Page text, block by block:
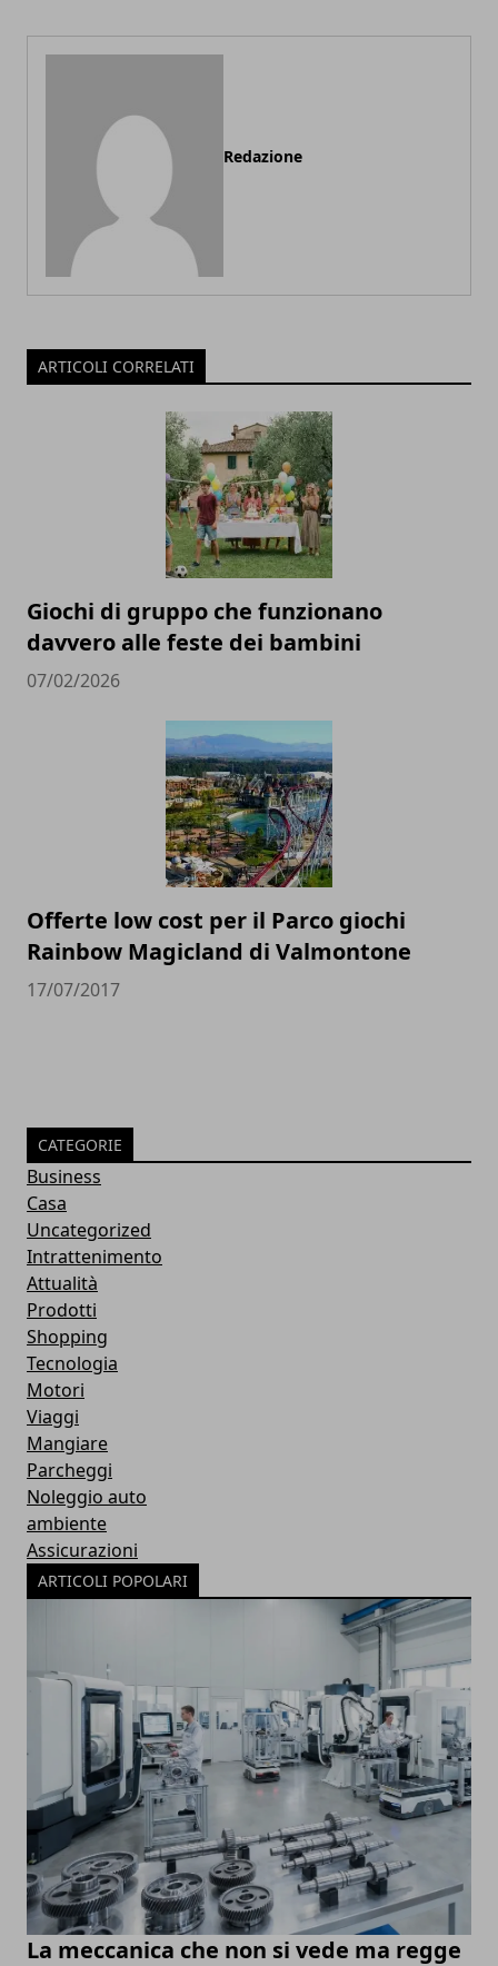
Redazione
ARTICOLI CORRELATI
Giochi di gruppo che funzionano
davvero alle feste dei bambini
07/02/2026
Offerte low cost per il Parco giochi
Rainbow Magicland di Valmontone
17/07/2017
CATEGORIE
Business
Casa
Uncategorized
Intrattenimento
Attualità
Prodotti
Shopping
Tecnologia
Motori
Viaggi
Mangiare
Parcheggi
Noleggio auto
ambiente
Assicurazioni
ARTICOLI POPOLARI
La meccanica che non si vede ma regge